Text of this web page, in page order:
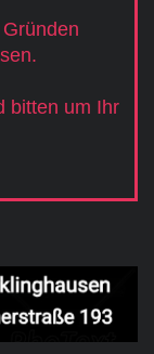
bitten um Ihr